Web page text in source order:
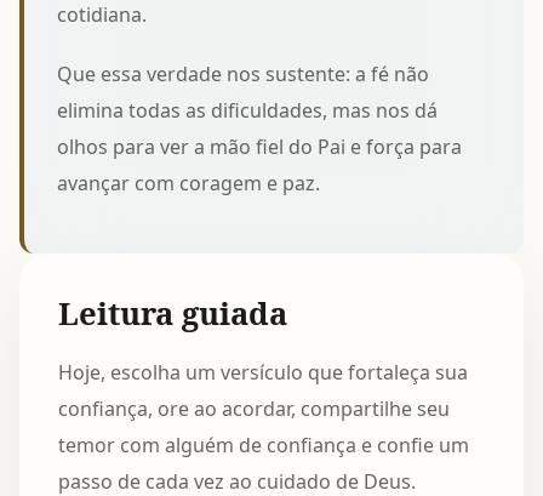
cotidiana.
Que essa verdade nos sustente: a fé não
elimina todas as dificuldades, mas nos dá
olhos para ver a mão fiel do Pai e força para
avançar com coragem e paz.
Leitura guiada
Hoje, escolha um versículo que fortaleça sua
confiança, ore ao acordar, compartilhe seu
temor com alguém de confiança e confie um
passo de cada vez ao cuidado de Deus.